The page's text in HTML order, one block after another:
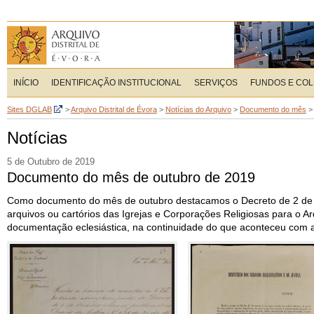
INÍCIO IDENTIFICAÇÃO INSTITUCIONAL SERVIÇOS FUNDOS E
Sites DGLAB >Arquivo Distrital de Évora > Notícias do Arquivo > Documento do mês >
Notícias
5 de Outubro de 2019
Documento do mês de outubro de 2019
Como documento do mês de outubro destacamos o Decreto de 2
arquivos ou cartórios das Igrejas e Corporações Religiosas para o
documentação eclesiástica, na continuidade do que aconteceu